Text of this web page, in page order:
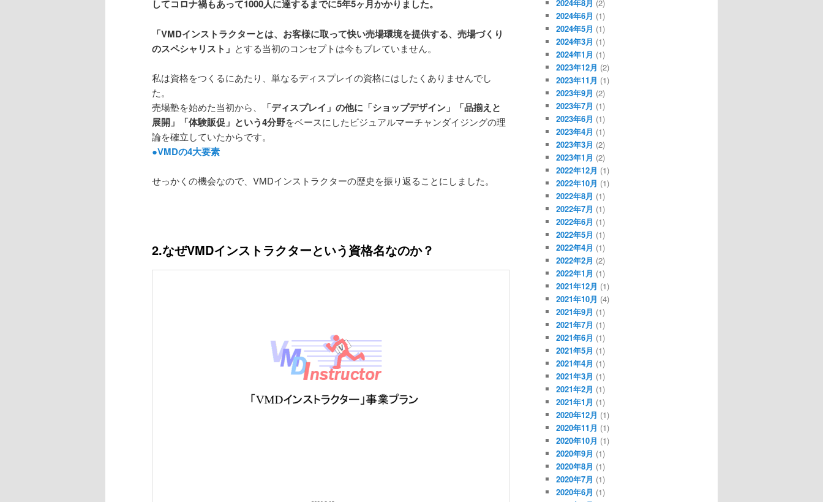
してコロナ禍もあって1000人に達するまでに5年5ヶ月かかりました。
「VMDインストラクターとは、お客様に取って快い売場環境を提供する、売場づくり
のスペシャリスト」 とする当初のコンセプトは今もブレていません。
私は資格をつくるにあたり、単なるディスプレイの資格にはしたくありませんでし
た。
売場塾を始めた当初から、
「ディスプレイ」の他に「ショップデザイン」「品揃えと
展開」「体験販促」という4分野をベースにしたビジュアルマーチャンダイジングの理
論を確立していたからです。
●VMDの4大要素
せっかくの機会なので、VMDインストラクターの歴史を振り返ることにしました。
2.なぜVMDインストラクターという資格名なのか？
2024年8月 (2)
2024年6月 (1)
2024年5月 (1)
2024年3月 (1)
2024年1月 (1)
2023年12月 (2)
2023年11月 (1)
2023年9月 (2)
2023年7月 (1)
2023年6月 (1)
2023年4月 (1)
2023年3月 (2)
2023年1月 (2)
2022年12月 (1)
2022年10月 (1)
2022年8月 (1)
2022年7月 (1)
2022年6月 (1)
2022年5月 (1)
2022年4月 (1)
2022年2月 (2)
2022年1月 (1)
2021年12月 (1)
2021年10月 (4)
2021年9月 (1)
2021年7月 (1)
2021年6月 (1)
2021年5月 (1)
2021年4月 (1)
2021年3月 (1)
2021年2月 (1)
2021年1月 (1)
2020年12月 (1)
2020年11月 (1)
2020年10月 (1)
2020年9月 (1)
2020年8月 (1)
2020年7月 (1)
2020年6月 (1)